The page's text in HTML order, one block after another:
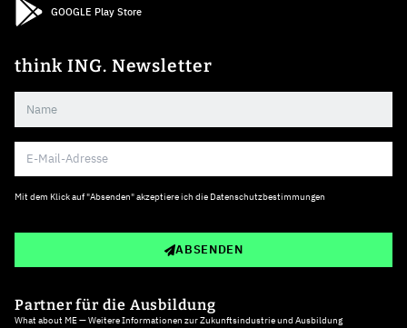
GOOGLE Play Store
think ING. Newsletter
Mit dem Klick auf "Absenden" akzeptiere ich die Datenschutzbestimmungen
ABSENDEN
Partner für die Ausbildung
What about ME — Weitere Informationen zur Zukunftsindustrie und Ausbildung